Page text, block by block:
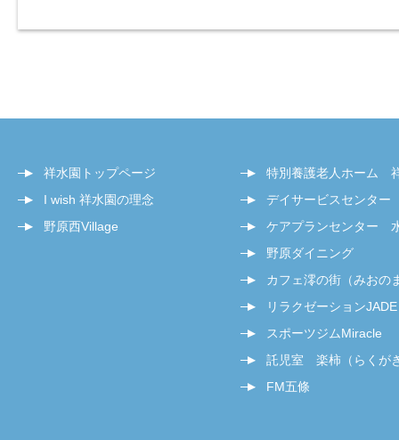
祥水園トップページ
I wish 祥水園の理念
野原西Village
特別養護老人ホーム
デイサービスセンタ
ケアプランセンター
野原ダイニング
カフェ澪の街（みおの
リラクゼーションJADE
スポーツジムMiracle
託児室 楽柿（らくが
FM五條